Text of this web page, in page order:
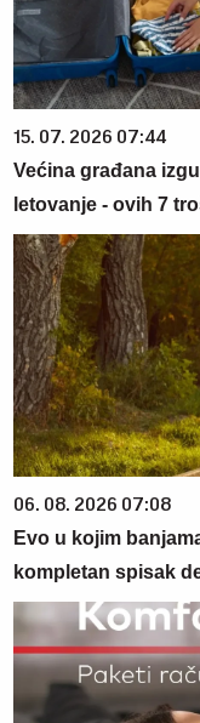
15. 07. 2026 07:44
Većina građana
letovanje - ovih 7
06. 08. 2026 07:08
Evo u kojim
kompletan spisak